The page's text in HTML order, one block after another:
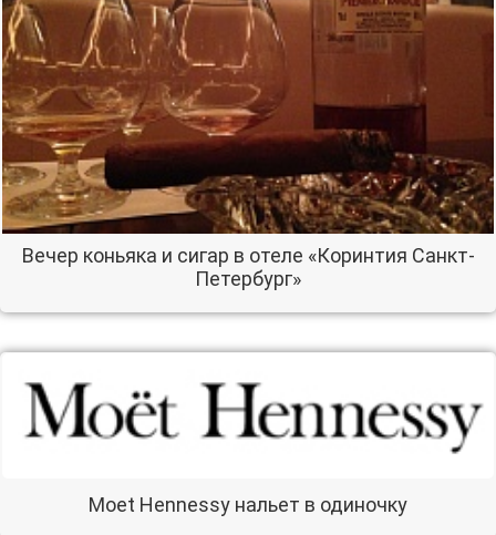
Вечер коньяка и сигар в отеле «Коринтия Санкт-
Петербург»
Moet Hennessy нальет в одиночку